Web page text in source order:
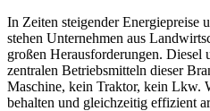
In Zeiten steigender Energiepreise
stehen Unternehmen aus
großen Herausforderungen. Diesel
zentralen Betriebsmitteln dieser
Maschine, kein Traktor, kein Lkw.
behalten und gleichzeitig effizient